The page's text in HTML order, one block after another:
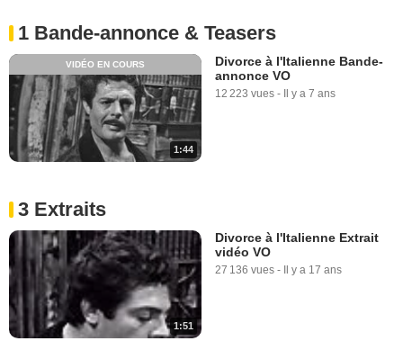
1 Bande-annonce & Teasers
1:44
VIDÉO EN COURS
Divorce à l'Italienne Bande-
annonce VO
12 223 vues - Il y a 7 ans
3 Extraits
1:51
Divorce à l'Italienne Extrait
vidéo VO
27 136 vues - Il y a 17 ans